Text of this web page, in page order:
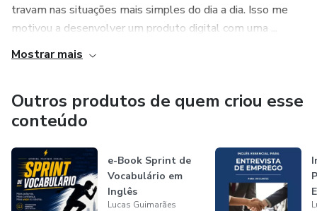
travam nas situações mais simples do dia a dia. Isso me
motivou a desenvolver um produto digital com uma ...
Mostrar mais
Outros produtos de quem criou esse
conteúdo
e-Book Sprint de
Vocabulário em
Inglês
Lucas Guimarães